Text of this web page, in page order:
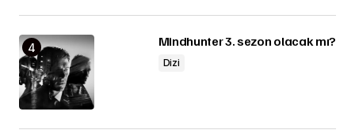
Mindhunter 3. sezon olacak mı?
Dizi